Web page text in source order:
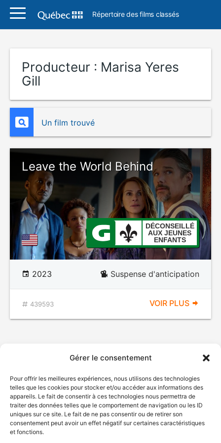
Gérer le consentement
Pour offrir les meilleures expériences, nous utilisons des technologies
telles que les cookies pour stocker et/ou accéder aux informations des
appareils. Le fait de consentir à ces technologies nous permettra de
traiter des données telles que le comportement de navigation ou les ID
uniques sur ce site. Le fait de ne pas consentir ou de retirer son
consentement peut avoir un effet négatif sur certaines caractéristiques
et fonctions.
Répertoire des films classés
Producteur : Marisa Yeres
Gill
Un film trouvé
Leave the World Behind
DÉCONSEILLÉ
AUX JEUNES
ENFANTS
2023 Suspense d'anticipation
439593 VOIR PLUS